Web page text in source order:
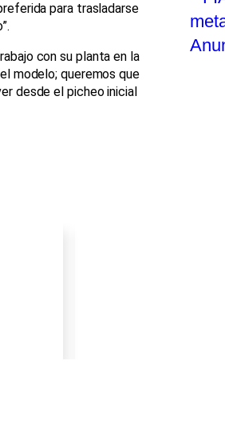
para trasladarse
con su planta en la
modelo; queremos que
desde el picheo inicial